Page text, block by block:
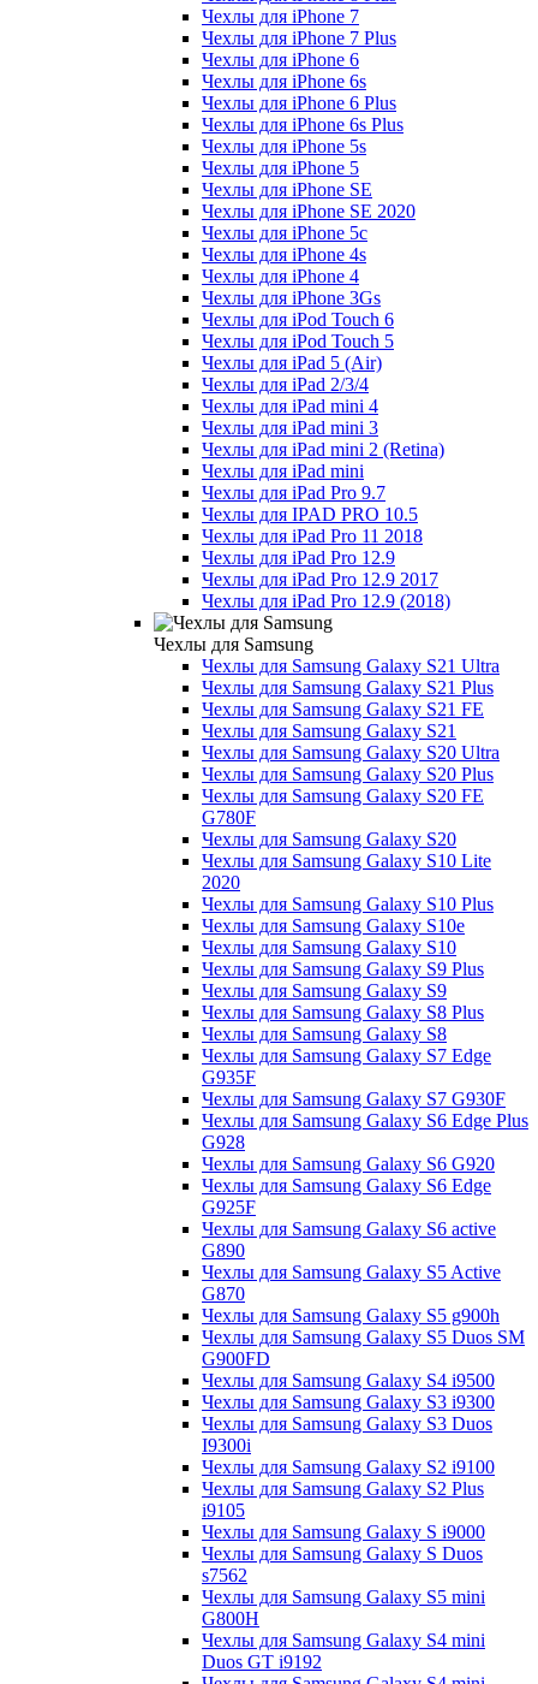
Чехлы для iPhone 7
Чехлы для iPhone 7 Plus
Чехлы для iPhone 6
Чехлы для iPhone 6s
Чехлы для iPhone 6 Plus
Чехлы для iPhone 6s Plus
Чехлы для iPhone 5s
Чехлы для iPhone 5
Чехлы для iPhone SE
Чехлы для iPhone SE 2020
Чехлы для iPhone 5c
Чехлы для iPhone 4s
Чехлы для iPhone 4
Чехлы для iPhone 3Gs
Чехлы для iPod Touch 6
Чехлы для iPod Touch 5
Чехлы для iPad 5 (Air)
Чехлы для iPad 2/3/4
Чехлы для iPad mini 4
Чехлы для iPad mini 3
Чехлы для iPad mini 2 (Retina)
Чехлы для iPad mini
Чехлы для iPad Pro 9.7
Чехлы для IPAD PRO 10.5
Чехлы для iPad Pro 11 2018
Чехлы для iPad Pro 12.9
Чехлы для iPad Pro 12.9 2017
Чехлы для iPad Pro 12.9 (2018)
Чехлы для Samsung
Чехлы для Samsung Galaxy S21 Ultra
Чехлы для Samsung Galaxy S21 Plus
Чехлы для Samsung Galaxy S21 FE
Чехлы для Samsung Galaxy S21
Чехлы для Samsung Galaxy S20 Ultra
Чехлы для Samsung Galaxy S20 Plus
Чехлы для Samsung Galaxy S20 FE
G780F
Чехлы для Samsung Galaxy S20
Чехлы для Samsung Galaxy S10 Lite
2020
Чехлы для Samsung Galaxy S10 Plus
Чехлы для Samsung Galaxy S10e
Чехлы для Samsung Galaxy S10
Чехлы для Samsung Galaxy S9 Plus
Чехлы для Samsung Galaxy S9
Чехлы для Samsung Galaxy S8 Plus
Чехлы для Samsung Galaxy S8
Чехлы для Samsung Galaxy S7 Edge
G935F
Чехлы для Samsung Galaxy S7 G930F
Чехлы для Samsung Galaxy S6 Edge Plus
G928
Чехлы для Samsung Galaxy S6 G920
Чехлы для Samsung Galaxy S6 Edge
G925F
Чехлы для Samsung Galaxy S6 active
G890
Чехлы для Samsung Galaxy S5 Active
G870
Чехлы для Samsung Galaxy S5 g900h
Чехлы для Samsung Galaxy S5 Duos SM
G900FD
Чехлы для Samsung Galaxy S4 i9500
Чехлы для Samsung Galaxy S3 i9300
Чехлы для Samsung Galaxy S3 Duos
I9300i
Чехлы для Samsung Galaxy S2 i9100
Чехлы для Samsung Galaxy S2 Plus
i9105
Чехлы для Samsung Galaxy S i9000
Чехлы для Samsung Galaxy S Duos
s7562
Чехлы для Samsung Galaxy S5 mini
G800H
Чехлы для Samsung Galaxy S4 mini
Duos GT i9192